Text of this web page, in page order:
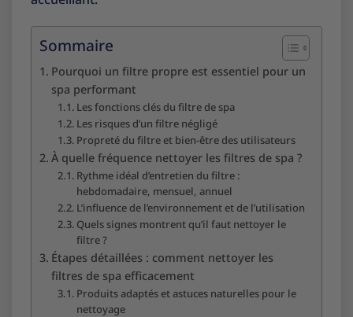
Sommaire
Pourquoi un filtre propre est essentiel pour un
spa performant
Les fonctions clés du filtre de spa
Les risques d’un filtre négligé
Propreté du filtre et bien-être des utilisateurs
À quelle fréquence nettoyer les filtres de spa ?
Rythme idéal d’entretien du filtre :
hebdomadaire, mensuel, annuel
L’influence de l’environnement et de l’utilisation
Quels signes montrent qu’il faut nettoyer le
filtre ?
Étapes détaillées : comment nettoyer les
filtres de spa efficacement
Produits adaptés et astuces naturelles pour le
nettoyage